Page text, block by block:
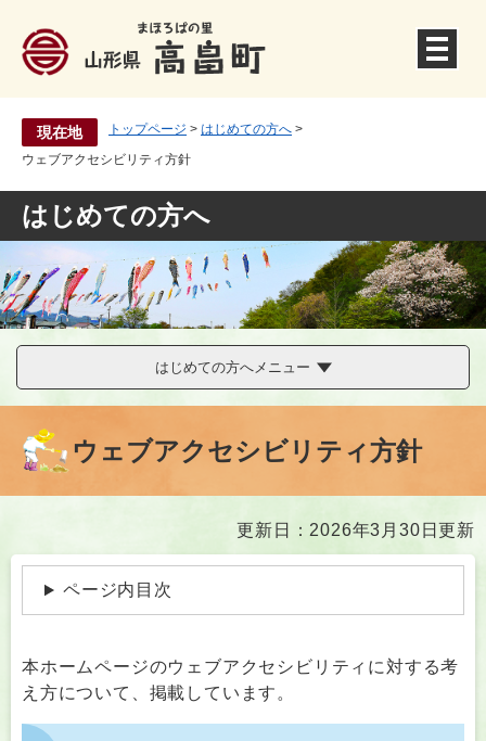
す
現在地 トップページ > はじめての方へ >
ウェブアクセシビリティ方針
はじめての方へ
はじめての方へメニュー
ウェブアクセシビリティ方針
文
更新日：2026年3月30日更新
ページ内目次
本ホームページのウェブアクセシビリティに対する考
え方について、掲載しています。